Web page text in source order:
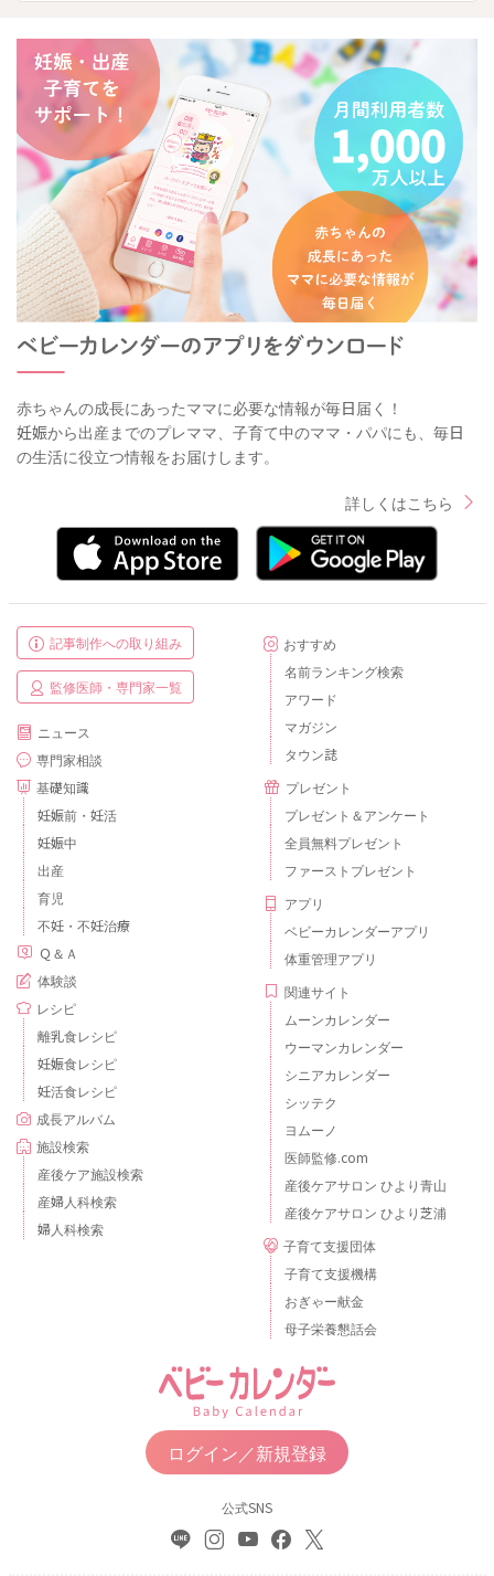
赤ちゃんの成長にあったママに必要な情報が毎日届く！
妊娠から出産までのプレママ、子育て中のママ・パパにも、毎日
の生活に役立つ情報をお届けします。
詳しくはこちら
記事制作への取り組み
監修医師・専門家一覧
ニュース
専門家相談
基礎知識
妊娠前・妊活
妊娠中
出産
育児
不妊・不妊治療
Ｑ＆Ａ
体験談
レシピ
離乳食レシピ
妊娠食レシピ
妊活食レシピ
成長アルバム
施設検索
産後ケア施設検索
産婦人科検索
婦人科検索
おすすめ
名前ランキング検索
アワード
マガジン
タウン誌
プレゼント
プレゼント＆アンケート
全員無料プレゼント
ファーストプレゼント
アプリ
ベビーカレンダーアプリ
体重管理アプリ
関連サイト
ムーンカレンダー
ウーマンカレンダー
シニアカレンダー
シッテク
ヨムーノ
医師監修.com
産後ケアサロン ひより青山
産後ケアサロン ひより芝浦
子育て支援団体
子育て支援機構
おぎゃー献金
母子栄養懇話会
ログイン／新規登録
公式SNS